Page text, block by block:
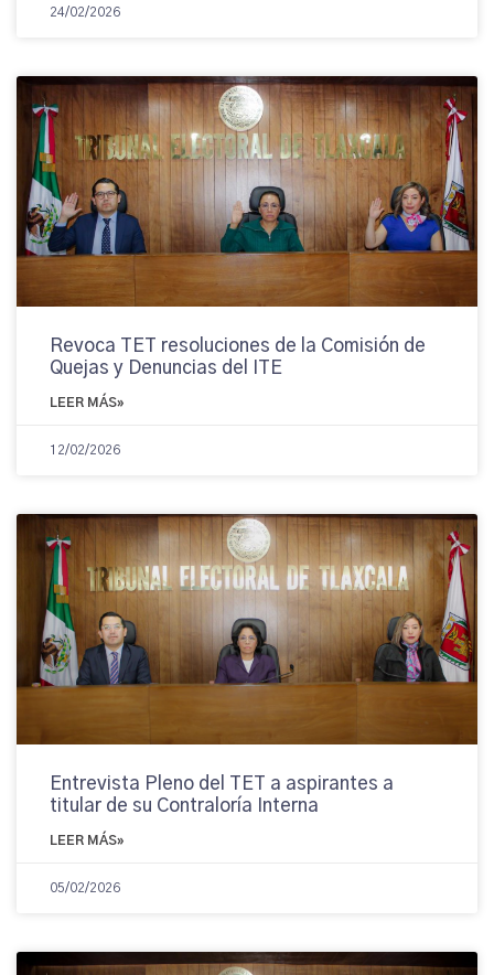
24/02/2026
Revoca TET resoluciones de la Comisión de
Quejas y Denuncias del ITE
LEER MÁS»
12/02/2026
Entrevista Pleno del TET a aspirantes a
titular de su Contraloría Interna
LEER MÁS»
05/02/2026